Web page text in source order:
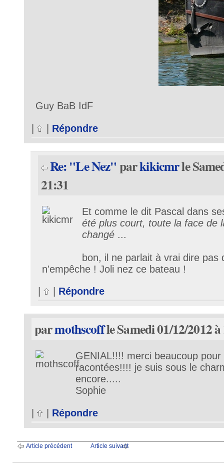
Guy BaB IdF
Répondre
Re: "Le Nez"parkikicmrle
21:31
Et comme le dit Pascal dans
été plus court, toute la face de
changé ...
bon, il ne parlait à vrai dire pas
n'empêche ! Joli nez ce bateau !
Répondre
parmothscoffle Samedi 01/12/2012
GENIAL!!!! merci beaucoup
racontées!!!! je suis sous le
encore.....
Sophie
Répondre
Article précédent Article suivant